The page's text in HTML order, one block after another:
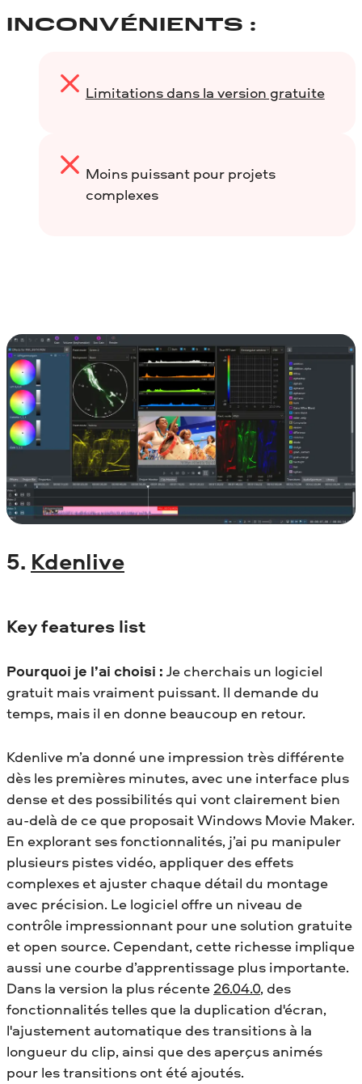
INCONVÉNIENTS :
Limitations dans la version gratuite
Moins puissant pour projets
complexes
5. Kdenlive
Key features list
Pourquoi je l’ai choisi : Je cherchais un logiciel
gratuit mais vraiment puissant. Il demande du
temps, mais il en donne beaucoup en retour.
Kdenlive m’a donné une impression très différente
dès les premières minutes, avec une interface plus
dense et des possibilités qui vont clairement bien
au-delà de ce que proposait Windows Movie Maker.
En explorant ses fonctionnalités, j’ai pu manipuler
plusieurs pistes vidéo, appliquer des effets
complexes et ajuster chaque détail du montage
avec précision. Le logiciel offre un niveau de
contrôle impressionnant pour une solution gratuite
et open source. Cependant, cette richesse implique
aussi une courbe d’apprentissage plus importante.
Dans la version la plus récente 26.04.0, des
fonctionnalités telles que la duplication d'écran,
l'ajustement automatique des transitions à la
longueur du clip, ainsi que des aperçus animés
pour les transitions ont été ajoutés.